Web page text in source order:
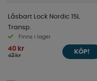
Låsbart Lock Nordic 15L
Transp.
Finns i lager
40 kr
42 kr
KÖP!